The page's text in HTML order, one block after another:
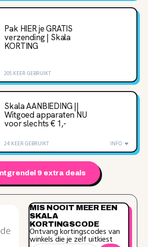
Pak HIER je GRATIS
verzending | Skala
KORTING
205 KEER GEBRUIKT
Skala AANBIEDING ||
Witgoed apparaten NU
voor slechts € 1,-
24 KEER GEBRUIKT INFO
9 extra deals
MIS NOOIT MEER EEN
SKALA
KORTINGSCODE
Ontvang kortingscodes van
winkels die je zelf uitkiest